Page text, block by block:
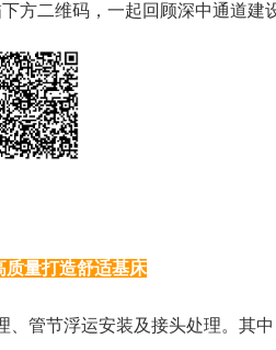
方二维码，一起回顾深中通道建
质量打造舒适基床
管节浮运安装及接头处理。其